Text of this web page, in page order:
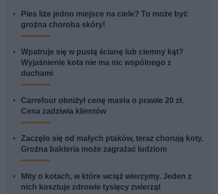
Pies liże jedno miejsce na ciele? To może być
groźna choroba skóry!
Wpatruje się w pustą ścianę lub ciemny kąt?
Wyjaśnienie kota nie ma nic wspólnego z
duchami
Carrefour obniżył cenę masła o prawie 20 zł.
Cena zadziwia klientów
Zaczęło się od małych ptaków, teraz chorują koty.
Groźna bakteria może zagrażać ludziom
Mity o kotach, w które wciąż wierzymy. Jeden z
nich kosztuje zdrowie tysięcy zwierząt